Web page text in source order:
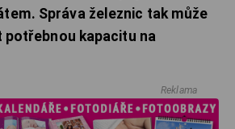
Správa železnic tak může
potřebnou kapacitu na
Reklama